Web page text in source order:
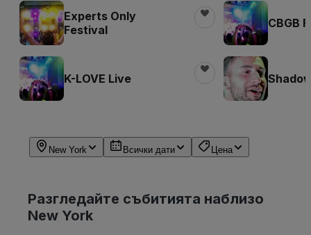
Experts Only
Festival
K-LOVE Live
CBGB
New York Всички дати Цена
Разгледайте събитията наблизо
New York